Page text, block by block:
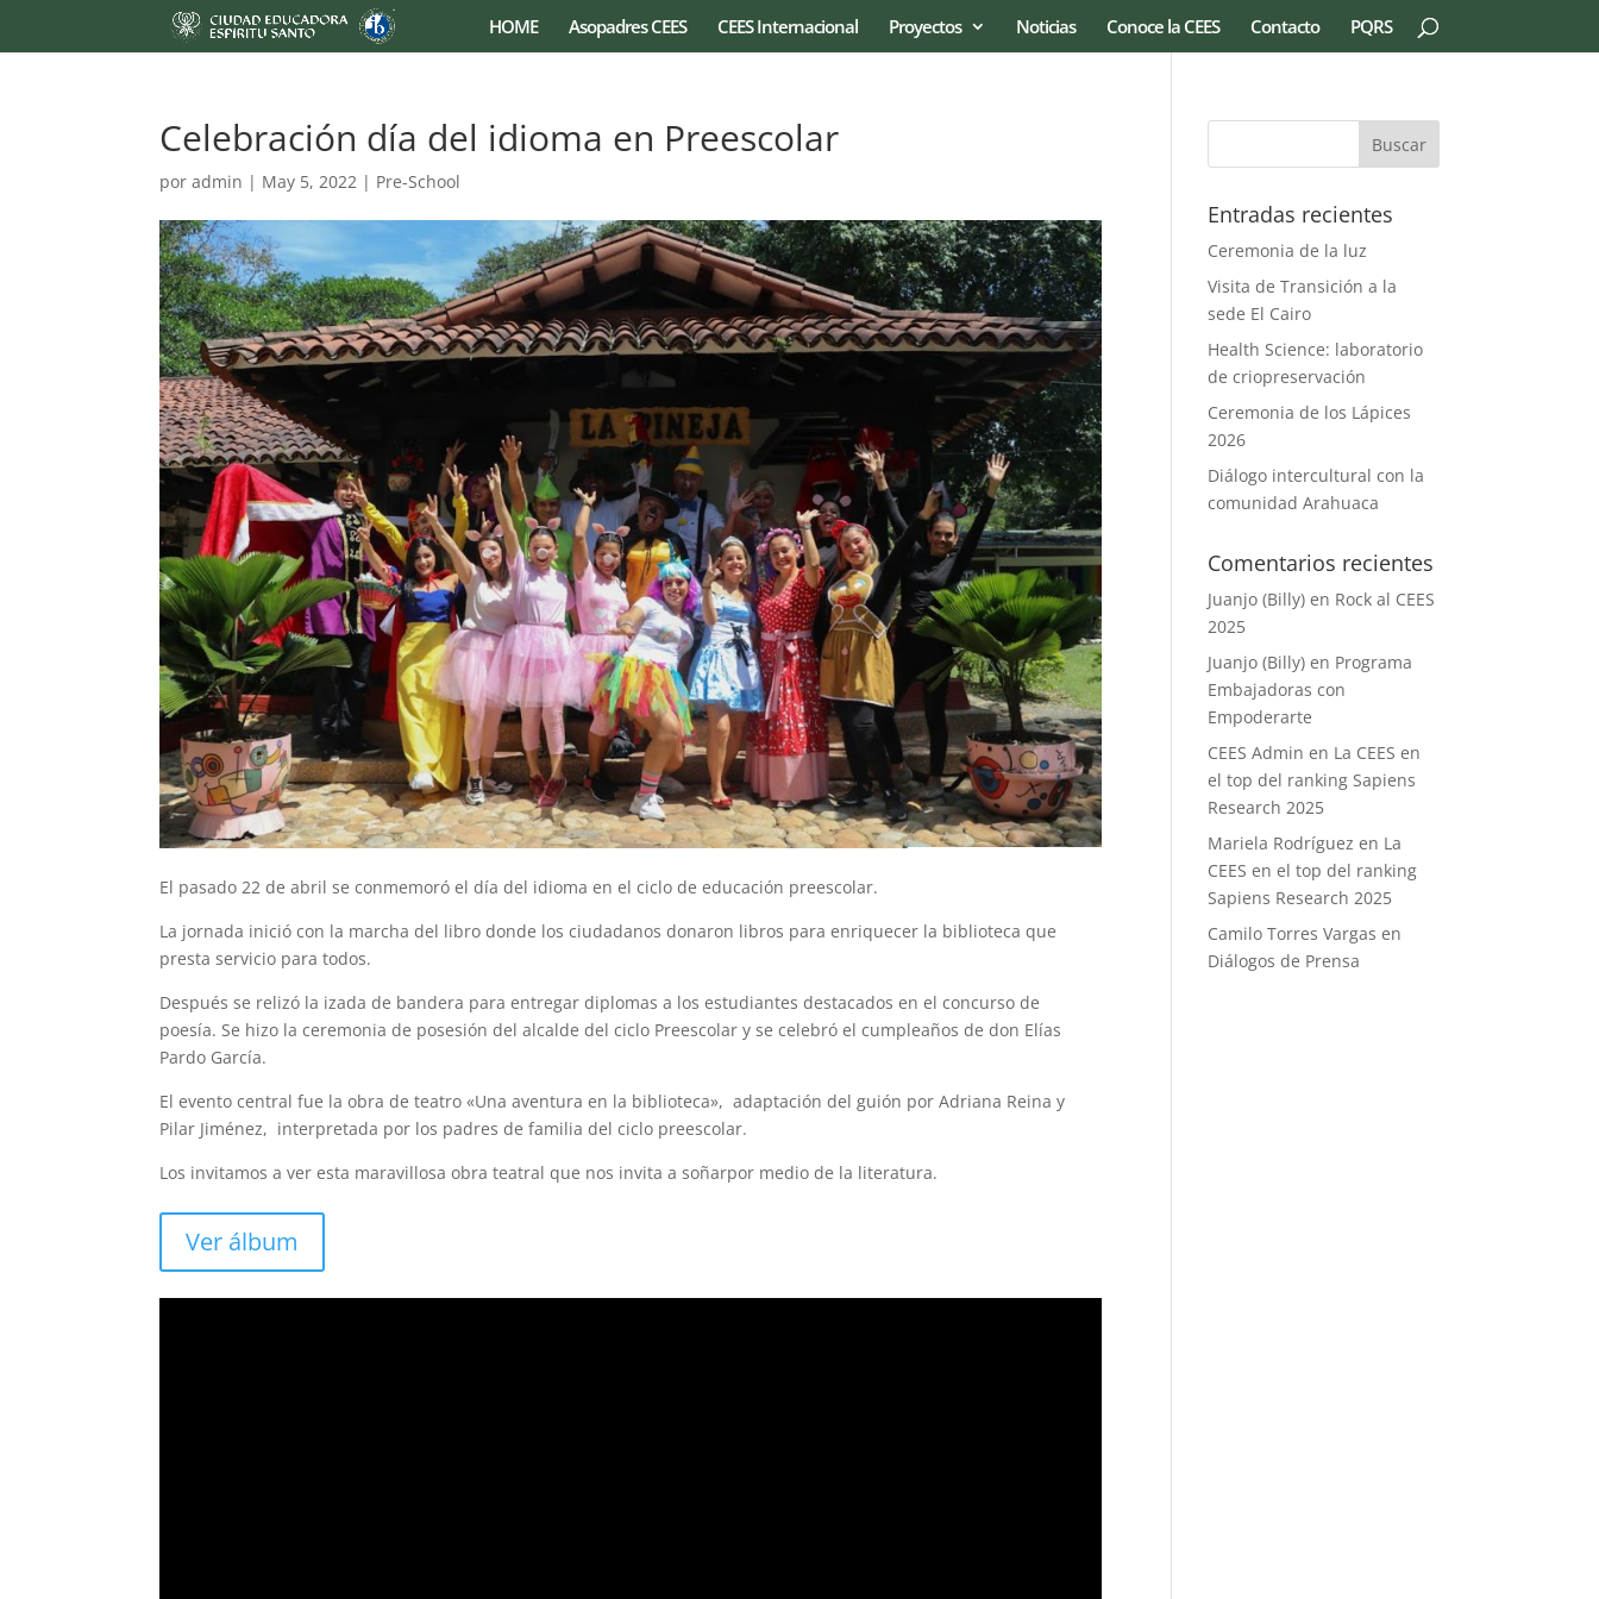
HOME Asopadres CEES CEES Internacional Proyectos Noticias Conoce la CEES Contacto PQRS
Celebración día del idioma en Preescolar
poradmin | May 5, 2022 | Pre-School
El pasado 22 de abril se conmemoró el día del idioma en el ciclo de educación preescolar.
La jornada inició con la marcha del libro donde los ciudadanos donaron libros para enriquecer la biblioteca que
presta servicio para todos.
Después se relizó la izada de bandera para entregar diplomas a los estudiantes destacados en el concurso de
poesía. Se hizo la ceremonia de posesión del alcalde del ciclo Preescolar y se celebró el cumpleaños de don Elías
Pardo García.
El evento central fue la obra de teatro «Una aventura en la biblioteca», adaptación del guión por Adriana Reina y
Pilar Jiménez, interpretada por los padres de familia del ciclo preescolar.
Los invitamos a ver esta maravillosa obra teatral que nos invita a soñarpor medio de la literatura.
Ver álbum
Entradas recientes
Ceremonia de la luz
Visita de Transición a la
sede El Cairo
Health Science: laboratorio
de criopreservación
Ceremonia de los Lápices
2026
Diálogo intercultural con la
comunidad Arahuaca
Comentarios recientes
Juanjo (Billy) en Rock al CEES
2025
Juanjo (Billy) en Programa
Embajadoras con
Empoderarte
CEES Admin en La CEES en
el top del ranking Sapiens
Research 2025
Mariela Rodríguez en La
CEES en el top del ranking
Sapiens Research 2025
Camilo Torres Vargas en
Diálogos de Prensa